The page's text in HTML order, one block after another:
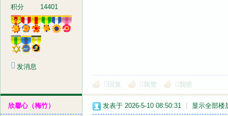
积分
14401
发消息
回复 我赞 我喷
欣馨心（梅竹） 发表于 2026-5-10 08:50:31 显示全部楼